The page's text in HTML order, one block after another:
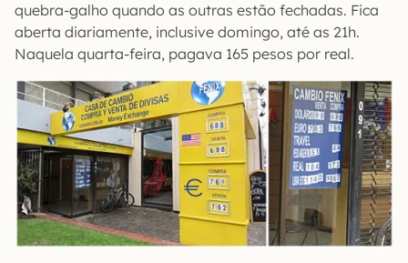
quebra-galho quando as outras estão fechadas. Fica
aberta diariamente, inclusive domingo, até as 21h.
Naquela quarta-feira, pagava 165 pesos por real.